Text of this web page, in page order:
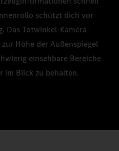
schützt dich vor
Das Totwinkel-Kamera-
Höhe der Außenspiegel
einsehbare Bereiche
im Blick zu behalten.